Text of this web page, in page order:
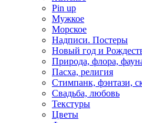
Pin up
Мужкое
Морское
Надписи. Постеры
Новый год и
Природа, флора,
Пасха, религия
Стимпанк, фэнтази,
Свадьба, любовь
Текстуры
Цветы